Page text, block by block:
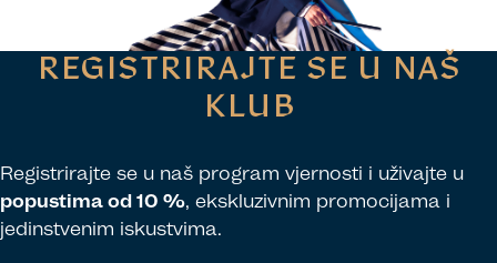
REGISTRIRAJTE SE U NAŠ
KLUB
Registrirajte se u naš program vjernosti i uživajte u
popustima od 10 %, ekskluzivnim promocijama i
jedinstvenim iskustvima.